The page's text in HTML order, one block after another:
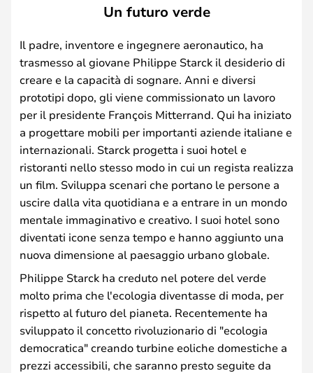
Un futuro verde
Il padre, inventore e ingegnere aeronautico, ha
trasmesso al giovane Philippe Starck il desiderio di
creare e la capacità di sognare. Anni e diversi
prototipi dopo, gli viene commissionato un lavoro
per il presidente François Mitterrand. Qui ha iniziato
a progettare mobili per importanti aziende italiane e
internazionali. Starck progetta i suoi hotel e
ristoranti nello stesso modo in cui un regista realizza
un film. Sviluppa scenari che portano le persone a
uscire dalla vita quotidiana e a entrare in un mondo
mentale immaginativo e creativo. I suoi hotel sono
diventati icone senza tempo e hanno aggiunto una
nuova dimensione al paesaggio urbano globale.
Philippe Starck ha creduto nel potere del verde
molto prima che l'ecologia diventasse di moda, per
rispetto al futuro del pianeta. Recentemente ha
sviluppato il concetto rivoluzionario di "ecologia
democratica" creando turbine eoliche domestiche a
prezzi accessibili, che saranno presto seguite da